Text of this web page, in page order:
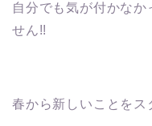
自分でも気が付かなか
せん!!
春から新しいことをス